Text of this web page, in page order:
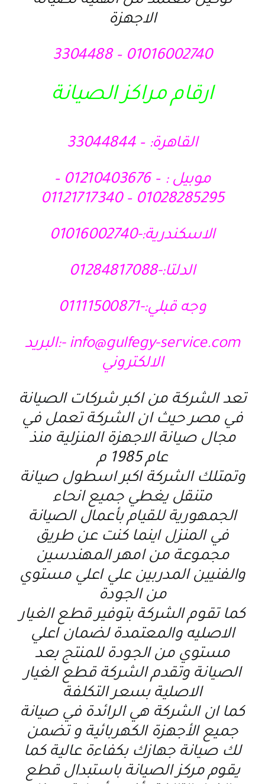
الاجهزة
01016002740 – 3304488
ارقام مراكز الصيانة
القاهرة: – 33044844
موبيل : – 01210403676 –
01028285295 – 01121717340
الاسكندرية:-01016002740
الدلتا:-01284817088
وجه قبلي:-01111500871
info@gulfegy-service.com -:البريد
الالكتروني
تعد الشركة من اكبر شركات الصيانة
في مصر حيث ان الشركة تعمل في
مجال صيانة الاجهزة المنزلية منذ
عام 1985 م
وتمتلك الشركة اكبر اسطول صيانة
متنقل يغطي جميع انحاء
الجمهورية للقيام بأعمال الصيانة
في المنزل اينما كنت عن طريق
مجموعة من امهر المهندسين
والفنيين المدربين علي اعلي مستوي
من الجودة
كما تقوم الشركة بتوفير قطع الغيار
الاصليه والمعتمدة لضمان اعلي
مستوي من الجودة للمنتج بعد
الصيانة وتقدم الشركة قطع الغيار
الاصلية بسعر التكلفة
كما ان الشركة هي الرائدة في صيانة
جميع الأجهزة الكهربائية و تضمن
لك صيانة جهازك بكفاءة عالية كما
يقوم مركز الصيانة باستبدال قطع